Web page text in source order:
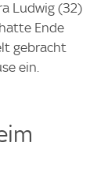
Ludwig (32)
Ende
gebracht
ein.